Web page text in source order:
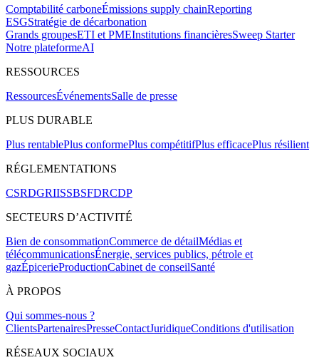
Comptabilité carboneÉmissions supply chainReporting
ESGStratégie de décarbonation
Grands groupesETI et PMEInstitutions financièresSweep Starter
Notre plateformeAI
RESSOURCES
RessourcesÉvénementsSalle de presse
PLUS DURABLE
Plus rentablePlus conformePlus compétitifPlus efficacePlus résilient
RÉGLEMENTATIONS
CSRDGRIISSBSFDRCDP
SECTEURS D’ACTIVITÉ
Bien de consommationCommerce de détailMédias et
télécommunicationsÉnergie, services publics, pétrole et
gazÉpicerieProductionCabinet de conseilSanté
À PROPOS
Qui sommes-nous ?
ClientsPartenairesPresseContactJuridiqueConditions d'utilisation
RÉSEAUX SOCIAUX